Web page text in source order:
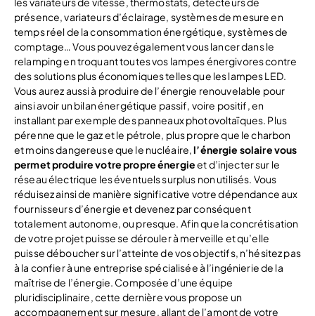
présence, variateurs d’éclairage, systèmes de mesure en
temps réel de la consommation énergétique, systèmes de
comptage… Vous pouvez également vous lancer dans le
relamping en troquant toutes vos lampes énergivores contre
des solutions plus économiques telles que les lampes LED.
Vous aurez aussi à produire de l’énergie renouvelable pour
ainsi avoir un bilan énergétique passif, voire positif, en
installant par exemple des panneaux photovoltaïques. Plus
pérenne que le gaz et le pétrole, plus propre que le charbon
et moins dangereuse que le nucléaire,l’énergie solaire vous
permet produire votre propre énergieet d’injecter sur le
réseau électrique les éventuels surplus non utilisés. Vous
réduisez ainsi de manière significative votre dépendance aux
fournisseurs d’énergie et devenez par conséquent
totalement autonome, ou presque. Afin que la concrétisation
de votre projet puisse se dérouler à merveille et qu’elle
puisse déboucher sur l’atteinte de vos objectifs, n’hésitez pas
à la confier à une entreprise spécialisée à l’ingénierie de la
maîtrise de l’énergie. Composée d’une équipe
pluridisciplinaire, cette dernière vous propose un
accompagnement sur mesure, allant de l’amont de votre